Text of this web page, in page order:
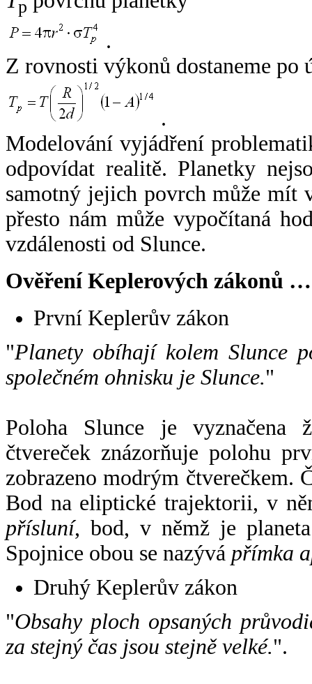
p
.
Z rovnosti výkonů dostaneme po
.
Modelování vyjádření
odpovídat realitě. Planetky
samotný jejich povrch může mít
přesto nám může vypočítaná
vzdálenosti od Slunce.
Ověření Keplerových zákonů …
První Keplerův zákon
"Planety obíhají kolem Slunce
společném ohnisku je Slunce."
Poloha Slunce je vyznačena
čtvereček znázorňuje polohu
zobrazeno modrým čtverečkem.
Bod na eliptické trajektorii, v
přísluní, bod, v němž je
Spojnice obou se nazývá přímka
Druhý Keplerův zákon
"Obsahy ploch opsaných
za stejný čas jsou stejně velké.".